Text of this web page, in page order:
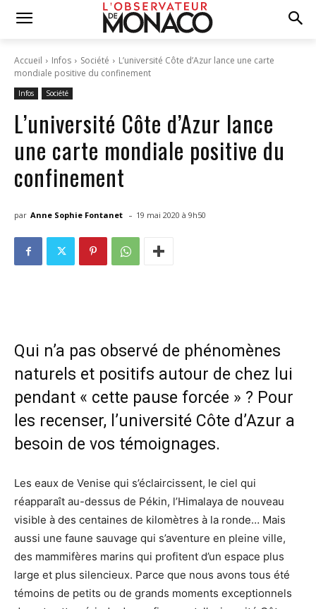
Accueil Infos Société
L’université Côte d’Azur lance une carte
mondiale positive du confinement
Infos Société
L’université Côte d’Azur lance
une carte mondiale positive du
confinement
par Anne Sophie Fontanet - 19 mai 2020 à 9h50
Qui n’a pas observé de phénomènes
naturels et positifs autour de chez lui
pendant « cette pause forcée » ? Pour
les recenser, l’université Côte d’Azur a
besoin de vos témoignages.
Les eaux de Venise qui s’éclaircissent, le ciel qui
réapparaît au-dessus de Pékin, l’Himalaya de nouveau
visible à des centaines de kilomètres à la ronde… Mais
aussi une faune sauvage qui s’aventure en pleine ville,
des mammifères marins qui profitent d’un espace plus
large et plus silencieux. Parce que nous avons tous été
témoins de petits ou de grands moments exceptionnels